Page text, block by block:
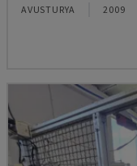
AVUSTURYA 2009